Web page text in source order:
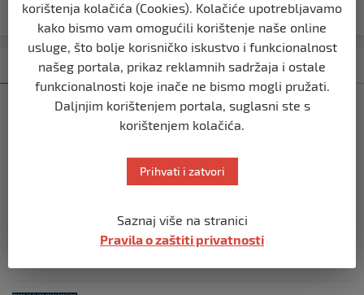
starijim od 65 u FBiH
Kategorija Najnovije Najčitanije
BIH
Ravnopravnost da — politička
Postoje razne špekulacije oko ukidanja
OHR-a – šta vi mislite?
korištenja kolačića (Cookies). Kolačiće upotrebljavamo
kako bismo vam omogućili korištenje naše online
usluge, što bolje korisničko iskustvo i funkcionalnost
našeg portala, prikaz reklamnih sadržaja i ostale
funkcionalnosti koje inače ne bismo mogli pružati.
Daljnjim korištenjem portala, suglasni ste s
korištenjem kolačića.
Prihvati i zatvori
Saznaj više na stranici
Pravila o zaštiti privatnosti